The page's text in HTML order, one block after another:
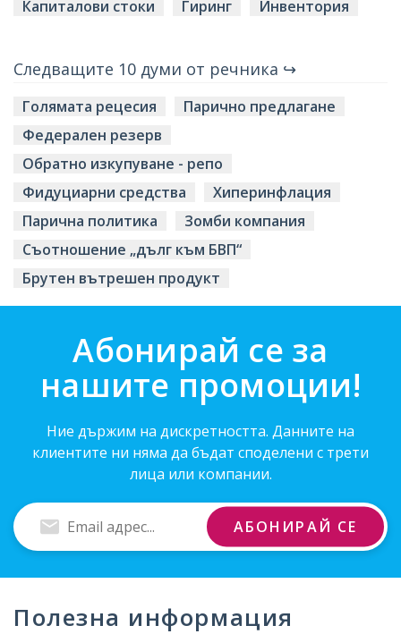
Капиталови стоки Гиринг Инвентория
Следващите 10 думи от речника ↪
Голямата рецесия
Парично предлагане
Федерален резерв
Обратно изкупуване - репо
Фидуциарни средства
Хиперинфлация
Парична политика
Зомби компания
Съотношение „дълг към БВП“
Брутен вътрешен продукт
Абонирай се за
нашите промоции!
Ние държим на дискретността. Данните на
клиентите ни няма да бъдат споделени с трети
лица или компании.
Въведи
Email
адрес
АБОНИРАЙ СЕ
Полезна информация